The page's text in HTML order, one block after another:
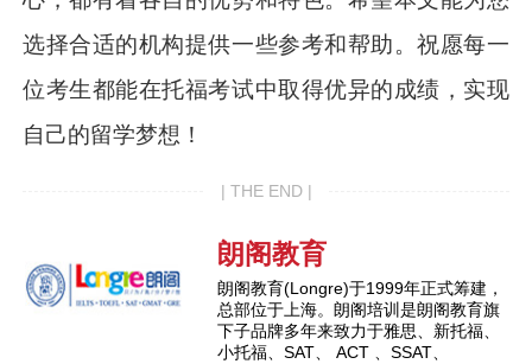
选择合适的机构提供一些参考和帮助。祝愿每一
位考生都能在托福考试中取得优异的成绩，实现
自己的留学梦想！
| THE END |
朗阁教育
朗阁教育(Longre)于1999年正式筹建，
总部位于上海。朗阁培训是朗阁教育旗
下子品牌多年来致力于雅思、新托福、
小托福、SAT、 ACT 、SSAT、